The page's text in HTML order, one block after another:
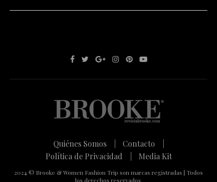
Quiénes Somos |
Contacto |
Política de Privacidad |
Media Kit
2024 © Brooke & Women Fashion Trip son marcas registradas | Todos
los derechos reservados.